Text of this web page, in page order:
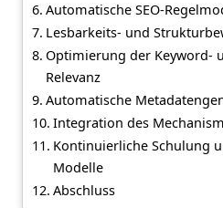
Automatische SEO-
Lesbarkeits- und
Optimierung der Keyword-
Relevanz
Automatische
Integration des
Kontinuierliche Schulung
Modelle
Abschluss